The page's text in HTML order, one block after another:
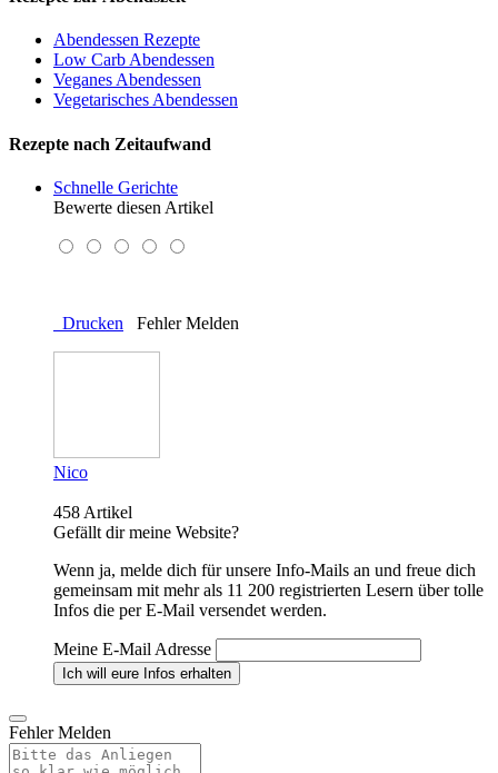
Abendessen Rezepte
Low Carb Abendessen
Veganes Abendessen
Vegetarisches Abendessen
Rezepte nach Zeitaufwand
Schnelle Gerichte
Bewerte diesen Artikel
Drucken Fehler Melden
Nico
458 Artikel
Gefällt dir meine Website?
Wenn ja, melde dich für unsere Info-Mails an und freue dich
gemeinsam mit mehr als 11 200 registrierten Lesern über tolle
Infos die per E-Mail versendet werden.
Meine E-Mail Adresse
Fehler Melden